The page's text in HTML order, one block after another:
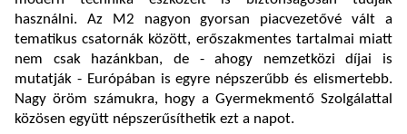
használni. Az M2 nagyon gyorsan piacvezetővé vált a
tematikus csatornák között, erőszakmentes tartalmai miatt
nem csak hazánkban, de - ahogy nemzetközi díjai is
mutatják - Európában is egyre népszerűbb és elismertebb.
Nagy öröm számukra, hogy a Gyermekmentő Szolgálattal
közösen együtt népszerűsíthetik ezt a napot.